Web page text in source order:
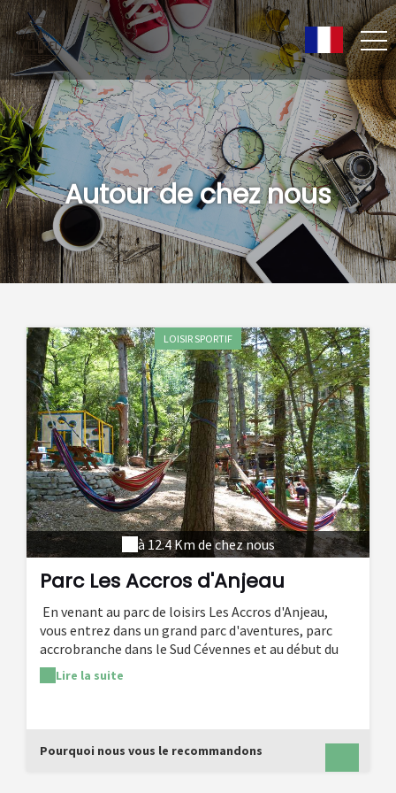
Autour de chez nous
LOISIR SPORTIF
à 12.4 Km de chez nous
Parc Les Accros d'Anjeau
En venant au parc de loisirs Les Accros d'Anjeau,
vous entrez dans un grand parc d'aventures, parc
accrobranche dans le Sud Cévennes et au début du
Causse de Bandas, tout proche du Cirque de
Navacelles. C'est un véritable parc naturel et
surf, et bien sur des grandes tyroliennes et des sauts
extrêmes, de quoi faire le plein de sensations fortes
Lire la suite
Pourquoi nous vous le recommandons